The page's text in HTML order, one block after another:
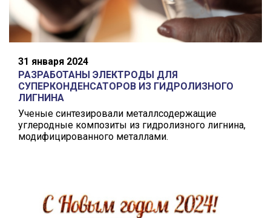
31 января 2024
РАЗРАБОТАНЫ ЭЛЕКТРОДЫ ДЛЯ
СУПЕРКОНДЕНСАТОРОВ ИЗ ГИДРОЛИЗНОГО
ЛИГНИНА
Ученые синтезировали металлсодержащие
углеродные композиты из гидролизного лигнина,
модифицированного металлами.